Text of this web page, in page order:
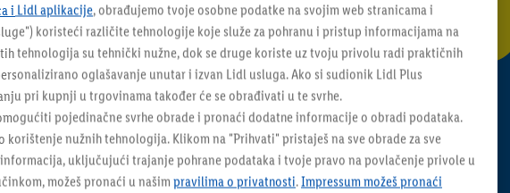
i Lidl aplikacije, obrađujemo tvoje osobne podatke na svojim web stranicama i
") koristeći različite tehnologije koje služe za pohranu i pristup informacijama na
tehnologija su tehnički nužne, dok se druge koriste uz tvoju privolu radi praktičnih
oglašavanje unutar i izvan Lidl usluga. Ako si sudionik Lidl Plus
pri kupnji u trgovinama također će se obrađivati u te svrhe.
pojedinačne svrhe obrade i pronaći dodatne informacije o obradi podataka.
korištenje nužnih tehnologija. Klikom na "Prihvati" pristaješ na sve obrade za sve
uključujući trajanje pohrane podataka i tvoje pravo na povlačenje privole u
možeš pronaći u našim pravilima o privatnosti.Impressum možeš pronaći